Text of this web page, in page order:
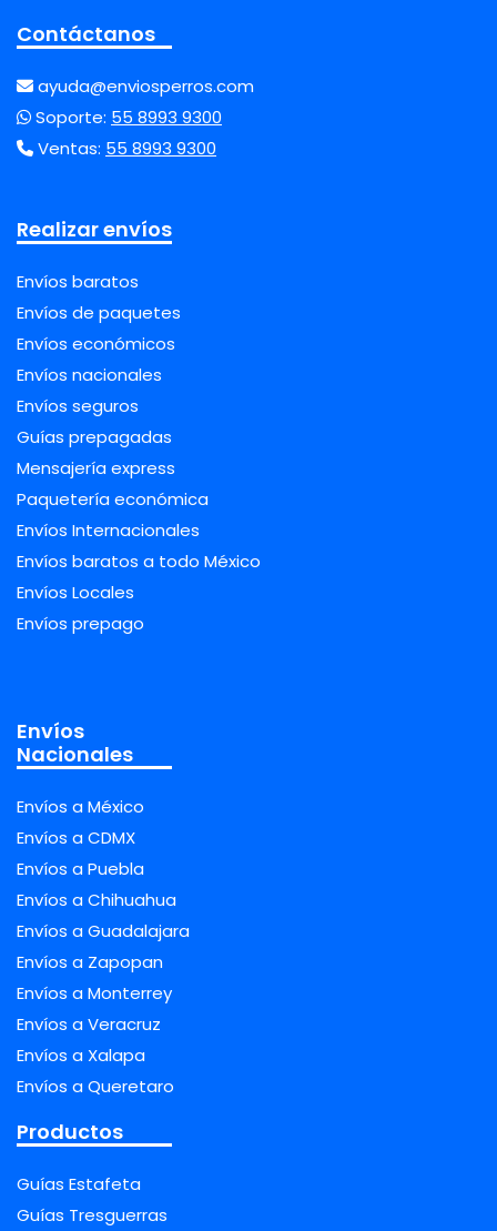
Contáctanos
ayuda@enviosperros.com
Soporte: 55 8993 9300
Ventas: 55 8993 9300
Realizar envíos
Envíos baratos
Envíos de paquetes
Envíos económicos
Envíos nacionales
Envíos seguros
Guías prepagadas
Mensajería express
Paquetería económica
Envíos Internacionales
Envíos baratos a todo México
Envíos Locales
Envíos prepago
Envíos
Nacionales
Envíos a México
Envíos a CDMX
Envíos a Puebla
Envíos a Chihuahua
Envíos a Guadalajara
Envíos a Zapopan
Envíos a Monterrey
Envíos a Veracruz
Envíos a Xalapa
Envíos a Queretaro
Productos
Guías Estafeta
Guías Tresguerras